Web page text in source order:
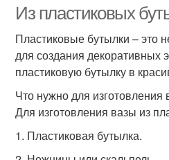
Из пластиковых
Пластиковые бутылки – это
для создания декоративных
пластиковую бутылку в
Что нужно для изготовления
Для изготовления вазы из
1. Пластиковая бутылка.